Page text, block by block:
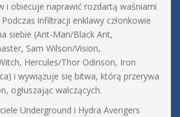
i obiecuje naprawić rozdartą waśniami
Podczas infiltracji enklawy członkowie
siebie (Ant-Man/Black Ant,
Sam Wilson/Vision,
Hercules/Thor Odinson, Iron
i wywiązuje się bitwa, którą przerywa
ogłuszając walczących.
Underground i Hydra Avengers